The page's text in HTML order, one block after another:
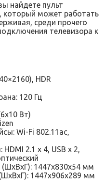
найдете пульт
который может работать
среди прочего
телевизора к
HDR
120 Гц
Вт)
Wi-Fi 802.11ac,
2.1 x 4, USB x 2,
(ШxВxГ): 1447x830x54 мм
1447x906x289 мм